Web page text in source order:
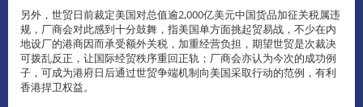
另外，世贸日前裁定美国对总值逾2,000亿美元中国货品加征关税属违
规，厂商会对此感到十分鼓舞，指美国单方面挑起贸易战，不少在内
地设厂的港商因而承受额外关税，加重经营负担，期望世贸是次裁决
可拨乱反正，让国际经贸秩序重回正轨；厂商会亦认为今次的成功例
子，可成为港府日后通过世贸争端机制向美国采取行动的范例，有利
香港捍卫权益。